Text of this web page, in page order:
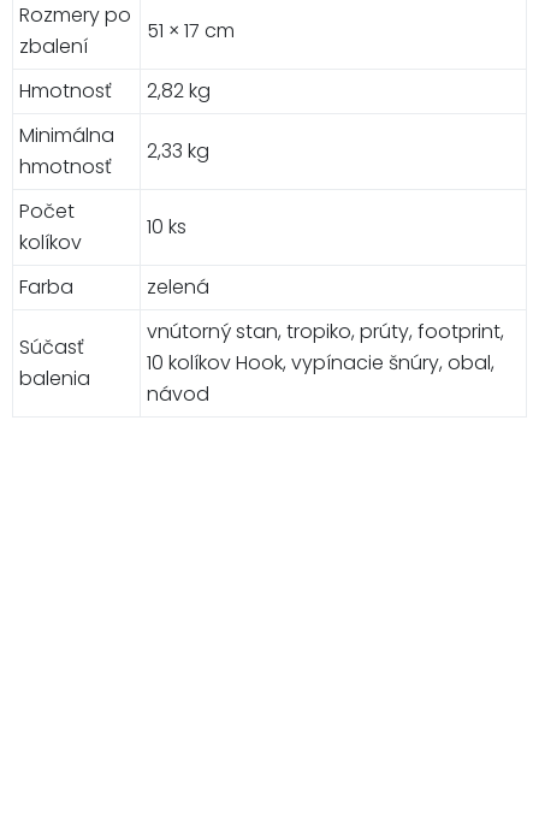
Rozmery po
zbalení
51 × 17 cm
Hmotnosť
2,82 kg
Minimálna
hmotnosť
2,33 kg
Počet
kolíkov
10 ks
Farba zelená
Súčasť
balenia
vnútorný stan, tropiko, prúty, footprint,
10 kolíkov Hook, vypínacie šnúry, obal,
návod